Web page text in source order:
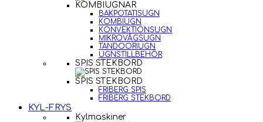
KOMBIUGNAR
BAKPOTATISUGN
KOMBIUGN
KONVEKTIONSUGN
MIKROVÅGSUGN
TANDOORIUGN
UGNSTILLBEHÖR
SPIS STEKBORD
SPIS STEKBORD
FRIBERG SPIS
FRIBERG STEKBORD
KYL-FRYS
Kylmaskiner